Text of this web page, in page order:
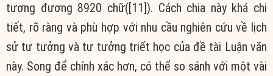
tương đương 8920 chữ([11]). Cách chia này khá chi
tiết, rõ ràng và phù hợp với nhu cầu nghiên cứu về lịch
sử tư tưởng và tư tưởng triết học của đề tài Luận văn
này. Song để chính xác hơn, có thể so sánh với một vài